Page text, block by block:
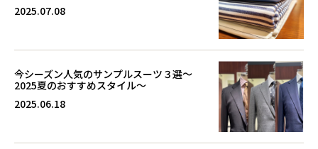
2025.07.08
今シーズン人気のサンプルスーツ３選～
2025夏のおすすめスタイル～
2025.06.18